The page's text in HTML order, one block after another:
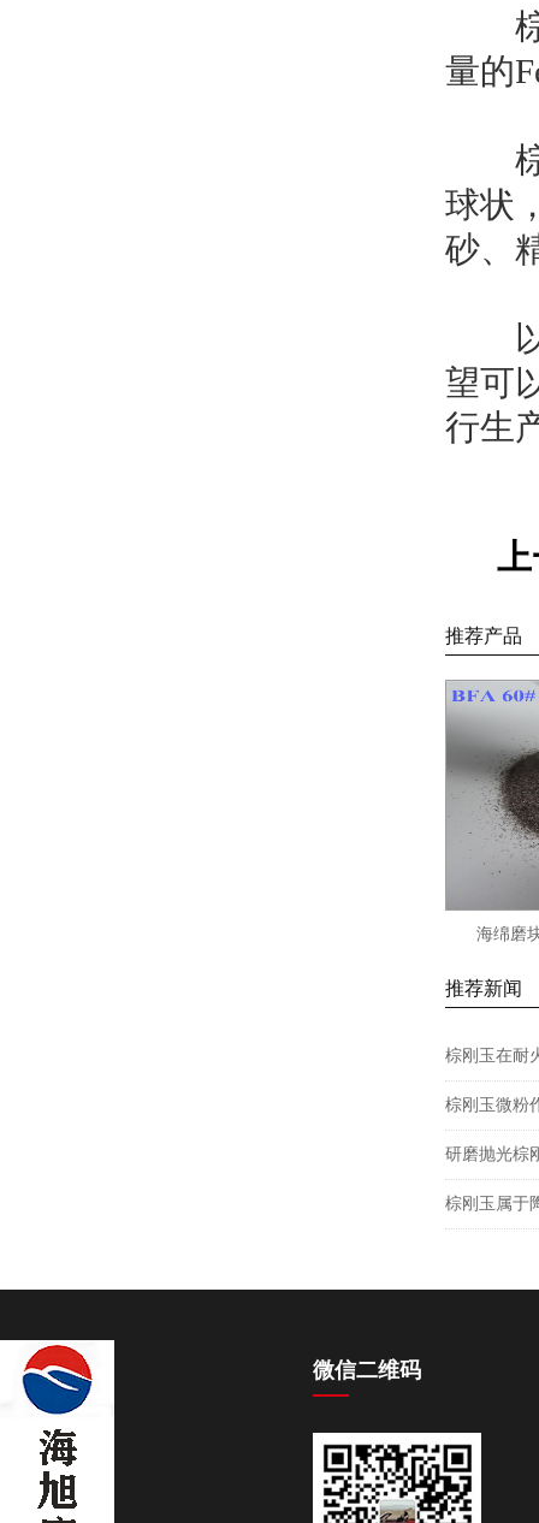
棕
量的
球状
砂、
以
望可
行生
推荐产品
海绵磨
推荐新闻
棕刚玉在耐
棕刚玉微粉
研磨抛光棕
棕刚玉属于
微信二维码